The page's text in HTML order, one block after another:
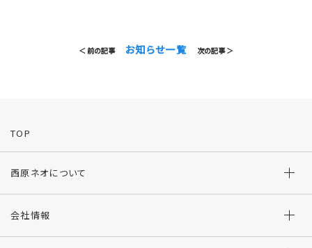
＜ 前の記事 お知らせ一覧 次の記事 ＞
TOP
西原ネオについて
会社情報